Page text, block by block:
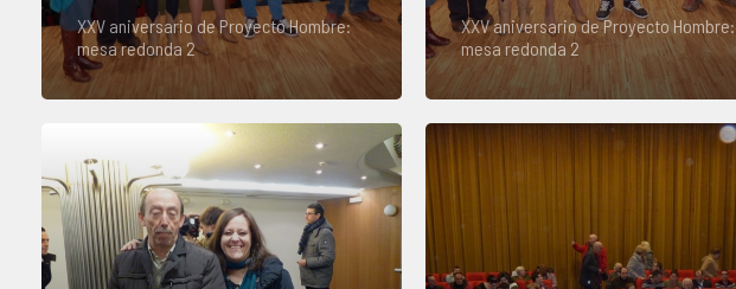
XXV aniversario de Proyecto Hombre:
mesa redonda 2
XXV aniversario de Proyecto Hombre:
mesa redonda 2